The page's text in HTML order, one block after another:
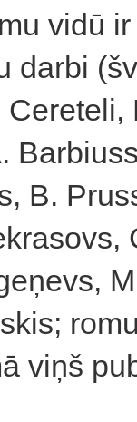
vidū
darbi
B.
viņš